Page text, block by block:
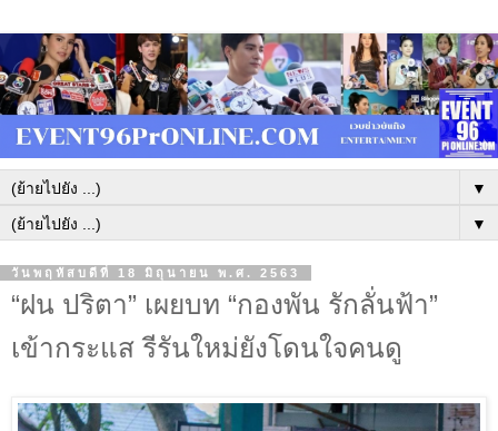
▼
▼
วันพฤหัสบดีที่ 18 มิถุนายน พ.ศ. 2563
“ฝน ปริตา” เผยบท “กองพัน รักลั่นฟ้า”
เข้ากระแส รีรันใหม่ยังโดนใจคนดู